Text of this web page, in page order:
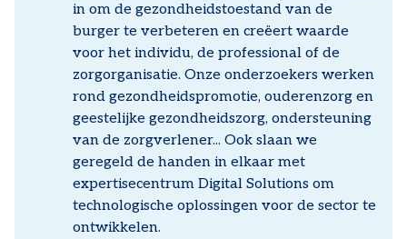
in om de gezondheidstoestand van de
burger te verbeteren en creëert waarde
voor het individu, de professional of de
zorgorganisatie. Onze onderzoekers werken
rond gezondheidspromotie, ouderenzorg en
geestelijke gezondheidszorg, ondersteuning
van de zorgverlener... Ook slaan we
geregeld de handen in elkaar met
expertisecentrum Digital Solutions om
technologische oplossingen voor de sector te
ontwikkelen.